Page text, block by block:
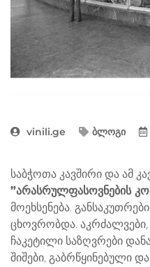
vinili.ge ბლოგი
საბჭოთა კავშირი და ამ
”არასრულფასოვნების
მოეხსენება.
ცხოვრობდა. აკრძალვები,
ჩაკეტილი საზღვრები
შიშები, გაბრწყინებული